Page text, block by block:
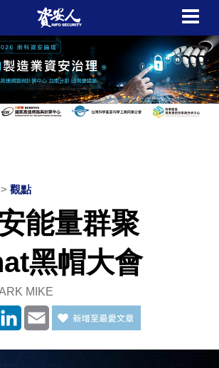
觀點
能量群聚
黑帽大會
MIKE
LinkedIn
Email